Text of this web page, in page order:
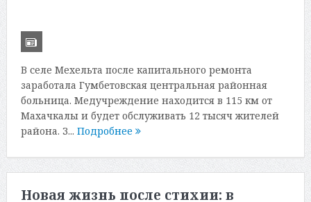
В селе Мехельта после капитального ремонта
заработала Гумбетовская центральная районная
больница. Медучреждение находится в 115 км от
Махачкалы и будет обслуживать 12 тысяч жителей
района. З... Подробнее
Новая жизнь после стихии: в